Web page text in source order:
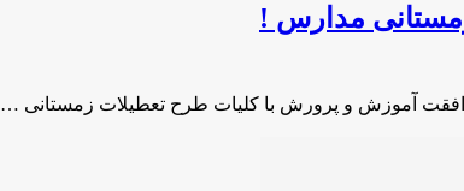
مدارس !
آموزش و پرورش با کلیات طرح تعطیلات زمستانی …